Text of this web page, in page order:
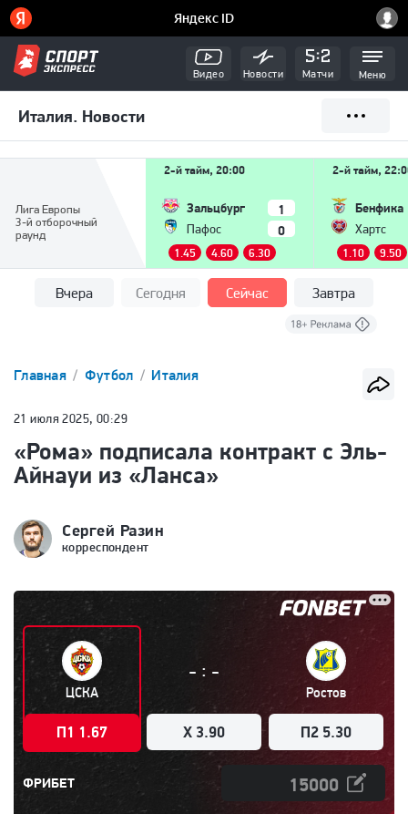
Видео Новости Матчи Меню
Италия. Новости
Лига Европы
3-й отборочный
раунд
2-й тайм, 20:00
Зальцбург
Пафос
1
0
1.45 4.60 6.30
2-й тайм,
Бенфика
Хартс
1.10 9.50
Вчера Сегодня Сейчас Завтра
Главная Футбол Италия
21 июля 2025, 00:29
«Рома» подписала контракт с Эль-
Айнауи из «Ланса»
Сергей Разин
корреспондент
ЦСКА
П1 1.67
- : -
X 3.90
Ростов
П2 5.30
ФРИБЕТ